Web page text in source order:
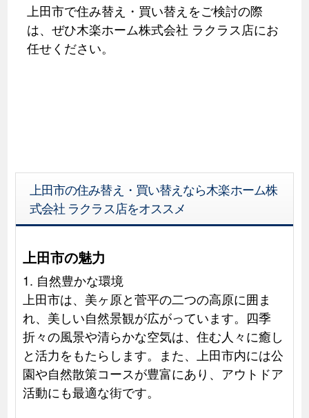
上田市で住み替え・買い替えをご検討の際
は、ぜひ木楽ホーム株式会社 ラクラス店にお
任せください。
上田市の住み替え・買い替えなら木楽ホーム株
式会社 ラクラス店をオススメ
上田市の魅力
1. 自然豊かな環境
上田市は、美ヶ原と菅平の二つの高原に囲ま
れ、美しい自然景観が広がっています。四季
折々の風景や清らかな空気は、住む人々に癒し
と活力をもたらします。また、上田市内には公
園や自然散策コースが豊富にあり、アウトドア
活動にも最適な街です。